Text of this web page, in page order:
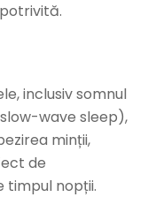
inclusiv somnul
wave sleep),
minții,
de
timpul nopții.